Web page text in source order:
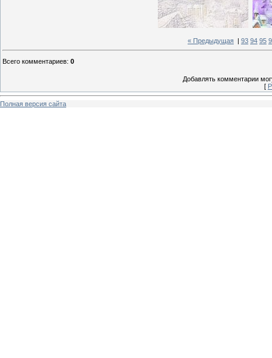
« Предыдущая 93 94 95
Всего комментариев: 0
Добавлять комментарии
[
Полная версия сайта